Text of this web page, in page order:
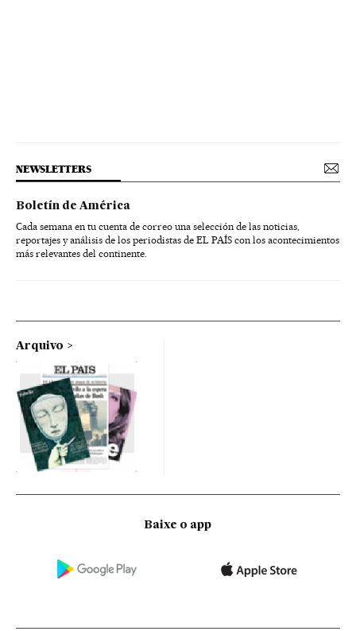
NEWSLETTERS
Boletín de América
Cada semana en tu cuenta de correo una selección de las noticias,
reportajes y análisis de los periodistas de EL PAÍS con los acontecimientos
más relevantes del continente.
Arquivo
Baixe o app